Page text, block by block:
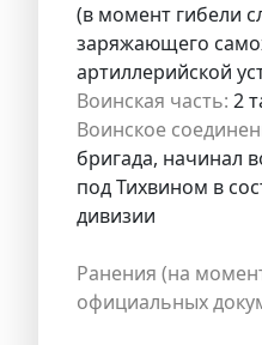
(в момент гибели
заряжающего
артиллерийской
Воинская часть: 2
Воинское
бригада, начинал
под Тихвином в
дивизии
Ранения (на
официальных